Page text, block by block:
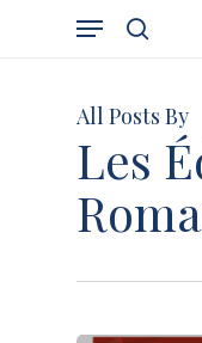
Menu
All Posts By
Les